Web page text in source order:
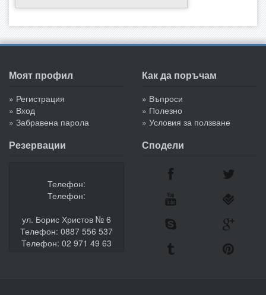
Моят профил
» Регистрация
» Вход
» Забравена парола
Как да поръчам
» Въпроси
» Полезно
» Условия за ползване
Резервации
Телефон:
Телефон:
ул. Борис Христов № 6
Телефон: 0887 556 537
Телефон: 02 971 49 63
Сподели